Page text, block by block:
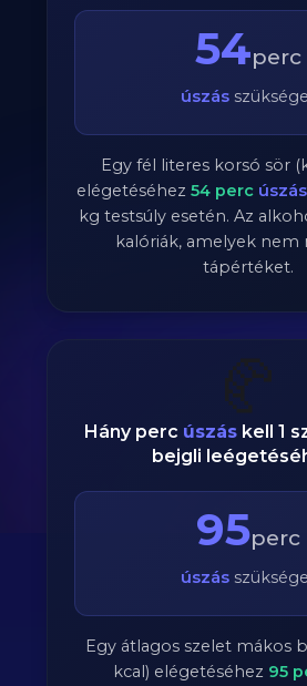
54perc
úszás
Egy fél literes korsó sör
elégetéséhez 54perc úszás
kg testsúly esetén. Az
kalóriák, amelyek nem
tápértéket.
🥐
Hány perc úszáskell 1
bejgli
95perc
úszás
Egy átlagos szelet mákos
kcal) elégetéséhez 95